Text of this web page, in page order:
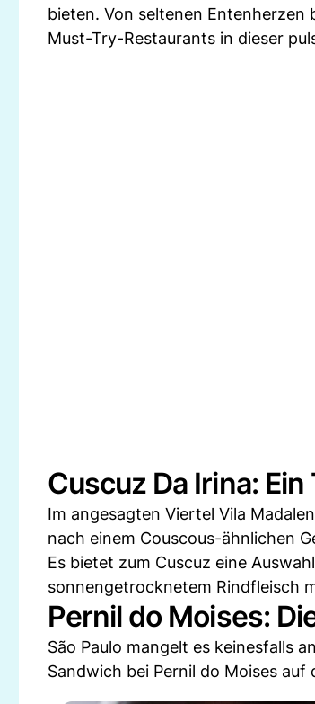
bieten. Von seltenen Entenherzen
Must-Try-Restaurants in dieser
Cuscuz Da Irina:
Im angesagten Viertel Vila
nach einem Couscous-ähnlichen
Es bietet zum Cuscuz eine
sonnengetrocknetem Rindfleisch
Pernil do Moises:
São Paulo mangelt es keinesfalls
Sandwich bei Pernil do Moises auf